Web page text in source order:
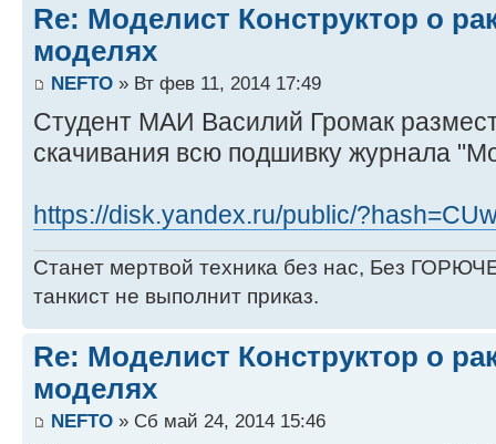
Re: Моделист Конструктор о
моделях
NEFTO » Вт фев 11, 2014 17:49
Студент МАИ Василий Громак
скачивания всю подшивку журнала
https://disk.yandex.ru/public/
Станет мертвой техника без нас, Без
танкист не выполнит приказ.
Re: Моделист Конструктор о
моделях
NEFTO » Сб май 24, 2014 15:46